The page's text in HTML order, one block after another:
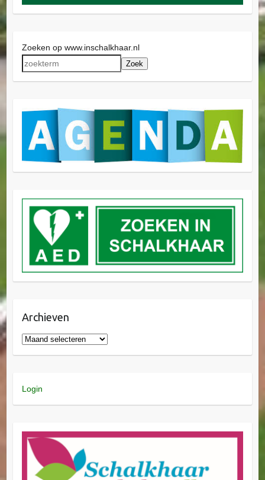
Zoeken op www.inschalkhaar.nl
Zoek
Archieven
Login